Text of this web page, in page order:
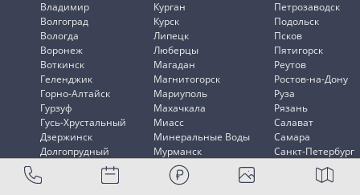
Владимир
Волгоград
Вологда
Воронеж
Воткинск
Геленджик
Горно-Алтайск
Гурзуф
Гусь-Хрустальный
Дзержинск
Долгопрудный
Курган
Курск
Липецк
Люберцы
Магадан
Магнитогорск
Мариуполь
Махачкала
Миасс
Минеральные Воды
Мурманск
Мытищи
Петрозаводск
Подольск
Псков
Пятигорск
Реутов
Ростов-на-Дону
Руза
Рязань
Салават
Самара
Санкт-Петербург